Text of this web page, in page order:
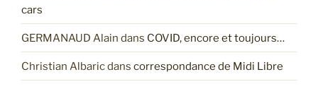
cars
GERMANAUD Alain dans COVID, encore et toujours…
Christian Albaricdans correspondance de Midi Libre